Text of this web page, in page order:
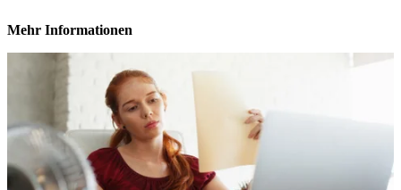
Mehr Informationen